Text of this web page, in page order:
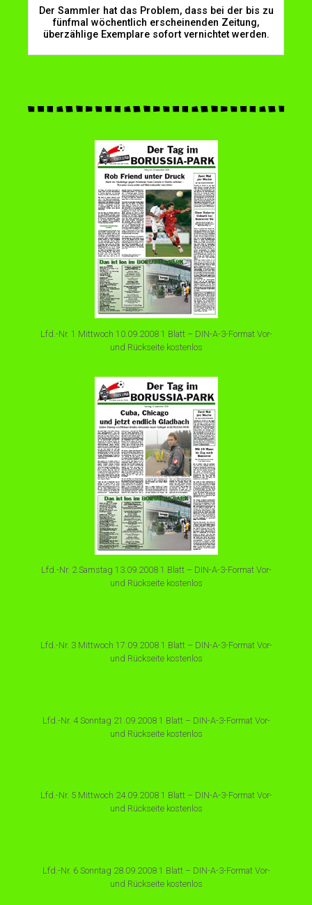
Der Sammler hat das Problem, dass bei der bis zu
fünfmal wöchentlich erscheinenden Zeitung,
überzählige Exemplare sofort vernichtet werden.
Lfd.-Nr. 1 Mittwoch 10.09.2008 1 Blatt – DIN-A-3-Format Vor-
und Rückseite kostenlos
Lfd.-Nr. 2 Samstag 13.09.2008 1 Blatt – DIN-A-3-Format Vor-
und Rückseite kostenlos
Lfd.-Nr. 3 Mittwoch 17.09.2008 1 Blatt – DIN-A-3-Format Vor-
und Rückseite kostenlos
Lfd.-Nr. 4 Sonntag 21.09.2008 1 Blatt – DIN-A-3-Format Vor-
und Rückseite kostenlos
Lfd.-Nr. 5 Mittwoch 24.09.2008 1 Blatt – DIN-A-3-Format Vor-
und Rückseite kostenlos
Lfd.-Nr. 6 Sonntag 28.09.2008 1 Blatt – DIN-A-3-Format Vor-
und Rückseite kostenlos